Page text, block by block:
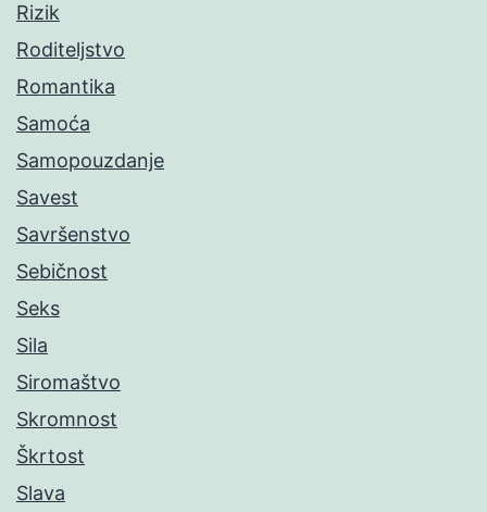
Rizik
Roditeljstvo
Romantika
Samoća
Samopouzdanje
Savest
Savršenstvo
Sebičnost
Seks
Sila
Siromaštvo
Skromnost
Škrtost
Slava